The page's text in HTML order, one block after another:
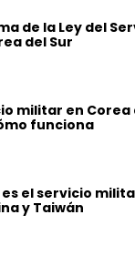
de la Ley del
del Sur
militar en Corea
funciona
es el servicio
y Taiwán